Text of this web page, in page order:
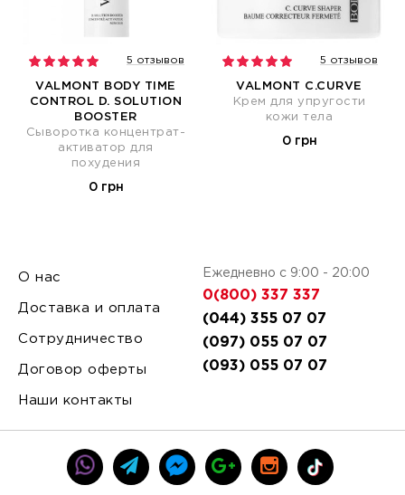
5 отзывов
VALMONT BODY TIME
CONTROL D. SOLUTION
BOOSTER
Сыворотка концентрат-
активатор для
похудения
0 грн
5 отзывов
VALMONT C.CURVE
Крем для упругости
кожи тела
0 грн
О нас
Доставка и оплата
Сотрудничество
Договор оферты
Наши контакты
Ежедневно с 9:00 - 20:00
0(800) 337 337
(044) 355 07 07
(097) 055 07 07
(093) 055 07 07